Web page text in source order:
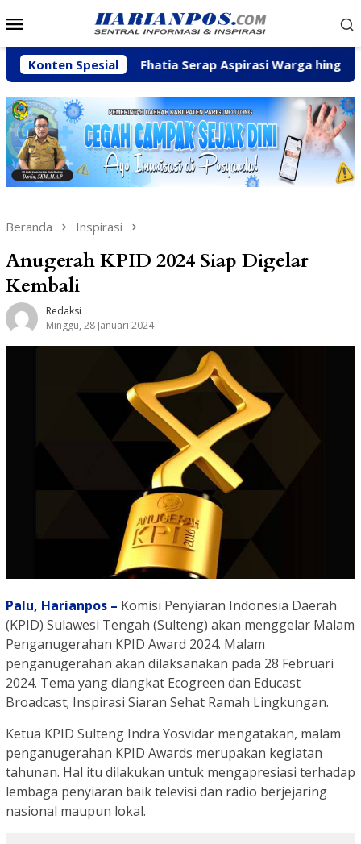
ke
Mobile
Konten Spesial
Fhatia Serap Aspirasi Warga hingga Bantu
Beranda Inspirasi
Anugerah KPID 2024 Siap Digelar
Kembali
Redaksi
Minggu, 28 Januari 2024
Palu, Harianpos – Komisi Penyiaran Indonesia Daerah
(KPID) Sulawesi Tengah (Sulteng) akan menggelar Malam
Penganugerahan KPID Award 2024. Malam
penganugerahan akan dilaksanakan pada 28 Februari
2024. Tema yang diangkat Ecogreen dan Educast
Broadcast; Inspirasi Siaran Sehat Ramah Lingkungan.
Ketua KPID Sulteng Indra Yosvidar mengatakan, malam
penganugerahan KPID Awards merupakan kegiatan
tahunan. Hal itu dilakukan untuk mengapresiasi terhadap
lembaga penyiaran baik televisi dan radio berjejaring
nasional maupun lokal.